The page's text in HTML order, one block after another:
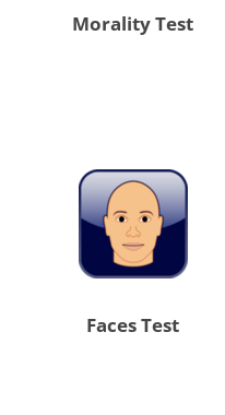
Morality Test
Faces Test